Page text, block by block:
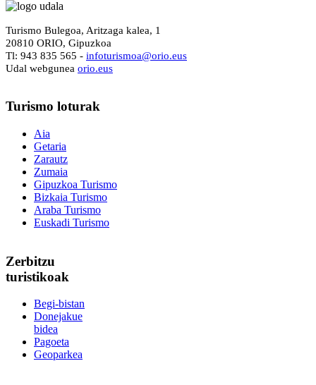
Turismo Bulegoa, Aritzaga kalea, 1
20810 ORIO, Gipuzkoa
Tl: 943 835 565 - infoturismoa@orio.eus
Udal webgunea orio.eus
Turismo loturak
Aia
Getaria
Zarautz
Zumaia
Gipuzkoa Turismo
Bizkaia Turismo
Araba Turismo
Euskadi Turismo
Zerbitzu
turistikoak
Begi-bistan
Donejakue
bidea
Pagoeta
Geoparkea